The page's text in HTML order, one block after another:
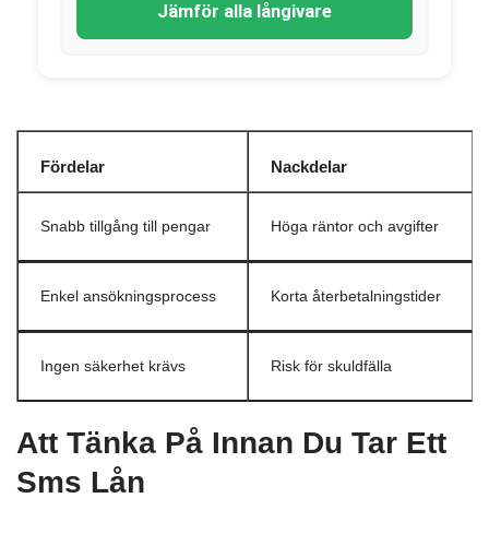
Jämför alla långivare
Fördelar Nackdelar
Snabb tillgång till pengar Höga räntor och avgifter
Enkel ansökningsprocess Korta återbetalningstider
Ingen säkerhet krävs Risk för skuldfälla
Att Tänka På Innan Du Tar Ett
Sms Lån